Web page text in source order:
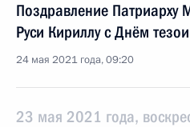
Поздравление Патриарху
Руси Кириллу с Днём
24 мая 2021 года, 09:20
23 мая 2021 года,